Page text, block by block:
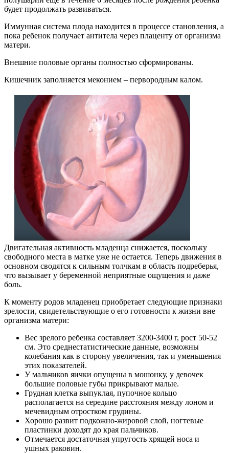
будет продолжать развиваться.
Иммунная система плода находится в процессе становления, а
пока ребенок получает антитела через плаценту от организма
матери.
Внешние половые органы полностью сформированы.
Кишечник заполняется меконием – первородным калом.
Двигательная активность младенца снижается, поскольку
свободного места в матке уже не остается. Теперь движения в
основном сводятся к сильным толчкам в область подреберья,
что вызывает у беременной неприятные ощущения и даже
боль.
К моменту родов младенец приобретает следующие признаки
зрелости, свидетельствующие о его готовности к жизни вне
организма матери:
Вес зрелого ребенка составляет 3200-3400 г, рост 50-52
см. Это среднестатистические данные, возможны
колебания как в сторону увеличения, так и уменьшения
этих показателей.
У мальчиков яички опущены в мошонку, у девочек
большие половые губы прикрывают малые.
Грудная клетка выпуклая, пупочное кольцо
располагается на середине расстояния между лоном и
мечевидным отростком грудины.
Хорошо развит подкожно-жировой слой, ногтевые
пластинки доходят до края пальчиков.
Отмечается достаточная упругость хрящей носа и
ушных раковин.